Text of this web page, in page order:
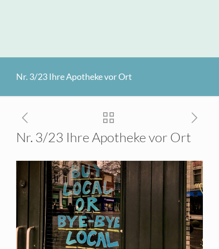
Nr. 3/23 Ihre Apotheke vor Ort
Nr. 3/23 Ihre Apotheke vor Ort